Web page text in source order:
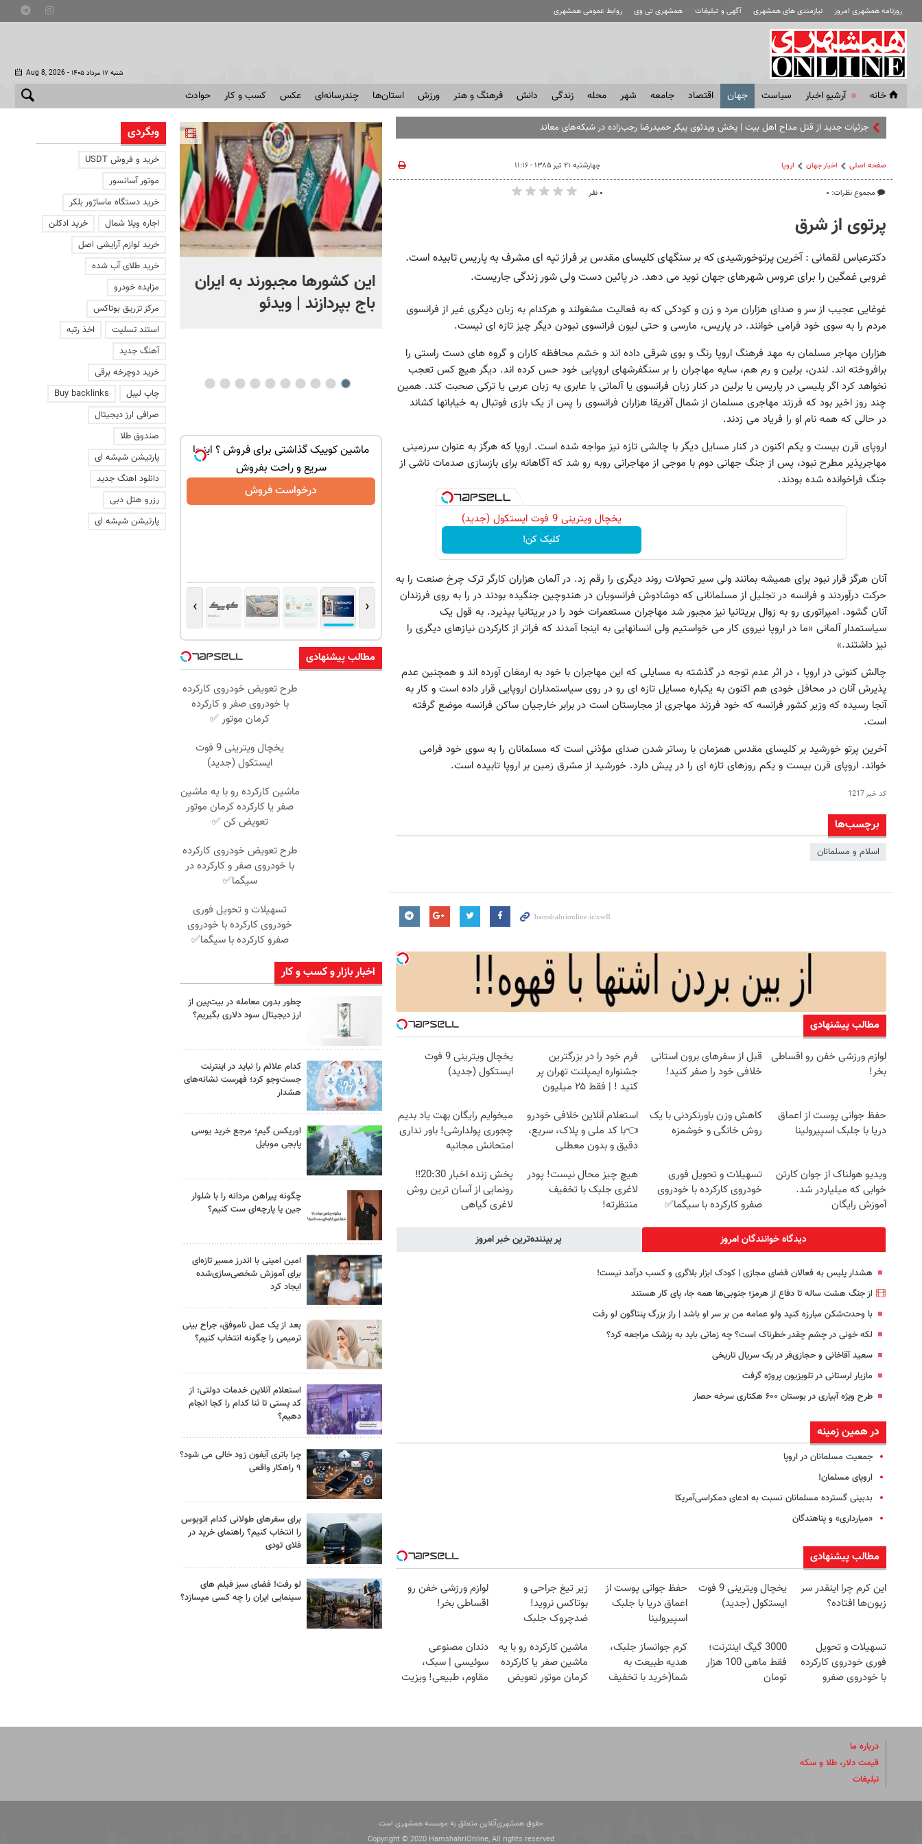
روزنامه همشهری امروز نیازمندی های همشهری آگهی و تبلیغات همشهری تی وی روابط عمومی همشهری
Aug 8, 2026 - شنبه ۱۷ مرداد ۱۴۰۵
خانه آرشیو اخبار سياست جهان اقتصاد جامعه شهر محله زندگی دانش فرهنگ و هنر ورزش استان‌ها چندرسانه‌ای عکس کسب و کار حوادث
جزئیات جدید از قتل مداح اهل‌ بیت |‌ پخش ویدئوی پیکر حمیدرضا رجب‌زاده در شبکه‌های معاند
صفحه اصلی اخبار جهان اروپا
مجموع نظرات: ۰
چهارشنبه ۲۱ تیر ۱۳۸۵ - ۱۱:۱۶
۰ نفر
پرتوی از شرق
دکترعباس لقمانی : آخرین پرتوخورشیدی که بر سنگهای کلیسای مقدس بر فراز تپه ای مشرف به پاریس تابیده است.
غروبی غمگین را برای عروس شهرهای جهان نوید می دهد. در پائین دست ولی شور زندگی جاریست.
غوغایی عجیب از سر و صدای هزاران مرد و زن و کودکی که به فعالیت مشغولند و هرکدام به زبان دیگری غیر از فرانسوی
مردم را به سوی خود فرامی خوانند. در پاریس، مارسی و حتی لیون فرانسوی نبودن دیگر چیز تازه ای نیست.
هزاران مهاجر مسلمان به مهد فرهنگ اروپا رنگ و بوی شرقی داده اند و خشم محافظه کاران و گروه های دست راستی را
برافروخته اند. لندن، برلین و رم هم، سایه مهاجران را بر سنگفرشهای اروپایی خود حس کرده اند. دیگر هیچ کس تعجب
نخواهد کرد اگر پلیسی در پاریس یا برلین در کنار زبان فرانسوی یا آلمانی با عابری به زبان عربی یا ترکی صحبت کند. همین
چند روز اخیر بود که فرزند مهاجری مسلمان از شمال آفریقا هزاران فرانسوی را پس از یک بازی فوتبال به خیابانها کشاند
در حالی که همه نام او را فریاد می زدند.
اروپای قرن بیست و یکم اکنون در کنار مسایل دیگر با چالشی تازه نیز مواجه شده است. اروپا که هرگز به عنوان سرزمینی
مهاجرپذیر مطرح نبود، پس از جنگ جهانی دوم با موجی از مهاجرانی روبه رو شد که آگاهانه برای بازسازی صدمات ناشی از
جنگ فراخوانده شده بودند.
یخچال ویترینی 9 فوت ایستکول (جدید)
کلیک کن!
آنان هرگز قرار نبود برای همیشه بمانند ولی سیر تحولات روند دیگری را رقم زد. در آلمان هزاران کارگر ترک چرخ صنعت را به
حرکت درآوردند و فرانسه در تجلیل از مسلمانانی که دوشادوش فرانسویان در هندوچین جنگیده بودند در را به روی فرزندان
آنان گشود. امپراتوری رو به زوال بریتانیا نیز مجبور شد مهاجران مستعمرات خود را در بریتانیا بپذیرد. به قول یک
سیاستمدار آلمانی «ما در اروپا نیروی کار می خواستیم ولی انسانهایی به اینجا آمدند که فراتر از کارکردن نیازهای دیگری را
نیز داشتند.»
چالش کنونی در اروپا ، در اثر عدم توجه در گذشته به مسایلی که این مهاجران با خود به ارمغان آورده اند و همچنین عدم
پذیرش آنان در محافل خودی هم اکنون به یکباره مسایل تازه ای رو در روی سیاستمداران اروپایی قرار داده است و کار به
آنجا رسیده که وزیر کشور فرانسه که خود فرزند مهاجری از مجارستان است در برابر خارجیان ساکن فرانسه موضع گرفته
است.
آخرین پرتو خورشید بر کلیسای مقدس همزمان با رساتر شدن صدای مؤذنی است که مسلمانان را به سوی خود فرامی
خواند. اروپای قرن بیست و یکم روزهای تازه ای را در پیش دارد. خورشید از مشرق زمین بر اروپا تابیده است.
کد خبر1217
برچسب‌ها
اسلام و مسلمانان
مطالب پیشنهادی
لوازم ورزشی خفن رو اقساطی
بخر!
قبل از سفرهای برون استانی
خلافی خود را صفر کنید!
فرم خود را در بزرگترین
جشنواره ایمپلنت تهران پر
کنید ! | فقط ۲۵ میلیون
یخچال ویترینی 9 فوت
ایستکول (جدید)
حفظ جوانی پوست از اعماق
دریا با جلبک اسپیرولینا
کاهش وزن باورنکردنی با یک
روش خانگی و خوشمزه
استعلام آنلاین خلافی خودرو
👈با کد ملی و پلاک، سریع،
دقیق و بدون معطلی
میخوایم رایگان بهت یاد بدیم
چجوری پولدارشی! باور نداری
امتحانش مجانیه
ویدیو هولناک از جوان کارتن
خوابی که میلیاردر شد.
آموزش رایگان
تسهیلات و تحویل فوری
خودروی کارکرده با خودروی
صفرو کارکرده با سیگما✅
هیچ چیز محال نیست! پودر
لاغری جلبک با تخفیف
منتظرته!
پخش زنده اخبار 20:30‼️
رونمایی از آسان ترین روش
لاغری گیاهی
دیدگاه خوانندگان امروز پر بیننده‌ترین خبر امروز
هشدار پلیس به فعالان فضای مجازی | کودک ابزار بلاگری و کسب درآمد نیست!
از جنگ هشت ساله تا دفاع از هرمز؛ جنوبی‌ها همه جا، پای کار هستند
با وحدت‌شکن مبارزه کنید ولو عمامه من بر سر او باشد | راز بزرگ پنتاگون لو رفت
لکه خونی در چشم چقدر خطرناک است؟ چه زمانی باید به پزشک مراجعه کرد؟
سعید آقاخانی و حجازی‌فر در یک سریال تاریخی
مازیار لرستانی در تلویزیون پروژه گرفت
طرح ویژه آبیاری در بوستان ۶۰۰ هکتاری سرخه حصار
در همین زمینه
جمعیت مسلمانان در اروپا
اروپای مسلمان!
بدبینی گسترده مسلمانان نسبت به ادعای دمکراسی‌آمریکا
«میارداری» و پناهندگان
مطالب پیشنهادی
این کرم چرا اینقدر سر
زبون‌ها افتاده؟
یخچال ویترینی 9 فوت
ایستکول (جدید)
حفظ جوانی پوست از
اعماق دریا با جلبک
اسپیرولینا
زیر تیغ جراحی و
بوتاکس نروید!
ضدچروک جلبک
لوازم ورزشی خفن رو
اقساطی بخر!
تسهیلات و تحویل
فوری خودروی کارکرده
با خودروی صفرو
3000 گیگ اینترنت؛
فقط ماهی 100 هزار
تومان
کرم جوانساز جلبک،
هدیه طبیعت به
شما(خرید با تخفیف
ماشین کارکرده رو با یه
ماشین صفر یا کارکرده
کرمان موتور تعویض
دندان مصنوعی
سوئیسی | سبک،
مقاوم، طبیعی! ویزیت
هدیه ویژه به محمد صلاح
توسط شهردار ترک | ویدئو
این کشورها مجبورند به ایران
باج بپردازند | ویدئو
ناراحتی جنجالی همسر
نجفیان از یک خانم+ ویدئو
من خانمشم... ناراحت
میشم... لطفا بسه!
ویترینی 9 فوت ایستکول (جدید)
کلیک کن!
غذای پت، تشویقی، اسباب‌بازی و لوازم
بهداشتی را با تخفیف تهیه کنید
تنها در چند ساعت و با یکبار مراجعه فروخته
شد ✅
درخواست فروش
ماشین کوییک گذاشتی برای فروش ؟ اینجا
سریع و راحت بفروش
درخواست فروش
‹
›
مطالب پیشنهادی
طرح تعویض خودروی کارکرده
با خودروی صفر و کارکرده
کرمان موتور ✅
یخچال ویترینی 9 فوت
ایستکول (جدید)
ماشین کارکرده رو با یه ماشین
صفر یا کارکرده کرمان موتور
تعویض کن ✅
طرح تعویض خودروی کارکرده
با خودروی صفر و کارکرده در
سیگما✅
تسهیلات و تحویل فوری
خودروی کارکرده با خودروی
صفرو کارکرده با سیگما✅
اخبار بازار و کسب و کار
چطور بدون معامله در بیت‌پین از
ارز دیجیتال سود دلاری بگیریم؟
کدام علائم را نباید در اینترنت
جست‌وجو کرد؛ فهرست نشانه‌های
هشدار
اوریکس گیم؛ مرجع خرید یوسی
پابجی موبایل
چگونه پیراهن مردانه را با شلوار
جین یا پارچه‌ای ست کنیم؟
امین امینی با اندرز مسیر تازه‌ای
برای آموزش شخصی‌سازی‌شده
ایجاد کرد
بعد از یک عمل ناموفق، جراح بینی
ترمیمی را چگونه انتخاب کنیم؟
استعلام آنلاین خدمات دولتی: از
کد پستی تا ثنا کدام را کجا انجام
دهیم؟
چرا باتری آیفون زود خالی می شود؟
۹ راهکار واقعی
برای سفرهای طولانی کدام اتوبوس
را انتخاب کنیم؟ راهنمای خرید در
فلای تودی
لو رفت! فضای سبز فیلم های
سینمایی ایران را چه کسی میسازد؟
وبگردی
خرید و فروش USDT
موتور آسانسور
خرید دستگاه ماساژور بلکر
اجاره ویلا شمال
خرید ادکلن
خرید لوازم آرایشی اصل
خرید طلای آب شده
مزایده خودرو
مرکز تزریق بوتاکس
استند تسلیت
اخذ رتبه
آهنگ جدید
خرید دوچرخه برقی
چاپ لیبل
Buy backlinks
صرافی ارز دیجیتال
صندوق طلا
پارتیشن شیشه ای
دانلود اهنگ جدید
رزرو هتل دبی
پارتیشن شیشه ای
درباره ما
قیمت دلار، طلا و سکه
تبلیغات
حقوق همشهری‌آنلاین متعلق به موسسه همشهری است
Copyright © 2020 HamshahriOnline, All rights reserved